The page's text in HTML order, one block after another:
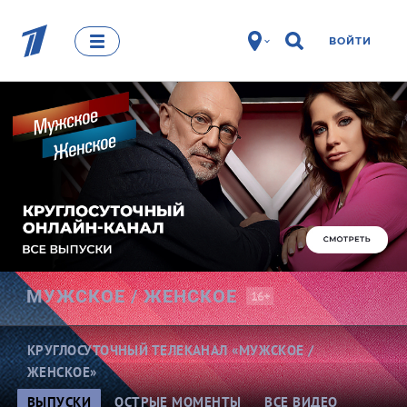
ВОЙТИ
МУЖСКОЕ /ЖЕНСКОЕ 16+
КРУГЛОСУТОЧНЫЙ ТЕЛЕКАНАЛ «МУЖСКОЕ /
ЖЕНСКОЕ»
ВЫПУСКИ
ОСТРЫЕ МОМЕНТЫ
ВСЕ ВИДЕО